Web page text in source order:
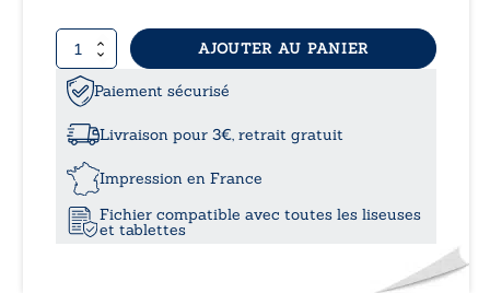
quantité
de
Tourmente
amoureuse
amoureuse
d’un
adolescent
AJOUTER AU PANIER
Paiement sécurisé
Livraison pour 3€, retrait gratuit
Impression en France
Fichier compatible avec toutes les liseuses
et tablettes